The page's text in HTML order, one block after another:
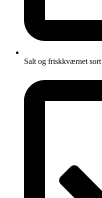
Salt og friskkværnet sort